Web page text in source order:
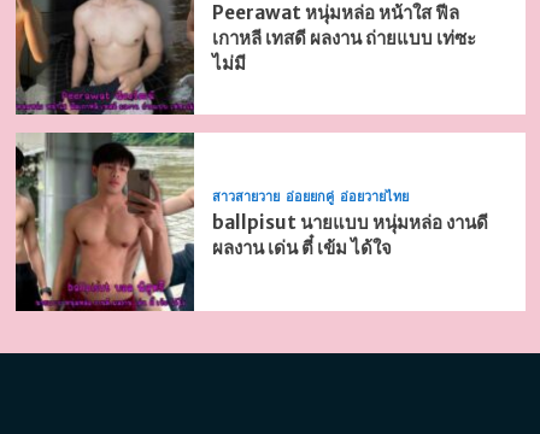
Peerawat หนุ่มหล่อ หน้าใส ฟีล
เกาหลี เทสดี ผลงาน ถ่ายแบบ เท่ซะ
ไม่มี
สาวสายวาย อ่อยยกคู่ อ่อยวายไทย
ballpisut นายแบบ หนุ่มหล่อ งานดี
ผลงาน เด่น ตี๋ เข้ม ได้ใจ